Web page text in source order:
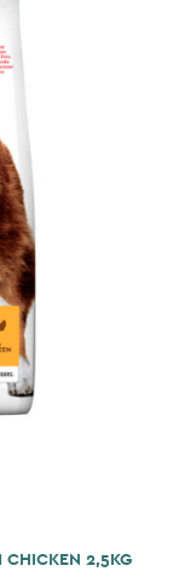
CHICKEN 2,5KG